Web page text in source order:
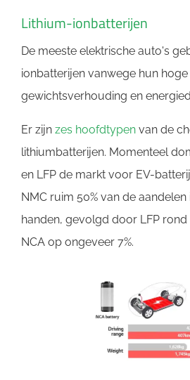
Lithium-ionbatterijen
De meeste elektrische auto's
ionbatterijen vanwege hun
gewichtsverhouding en
Er zijn zes hoofdtypen van de
lithiumbatterijen. Momenteel
en LFP de markt voor EV-
NMC ruim 50% van de aandelen
handen, gevolgd door LFP rond
NCA op ongeveer 7%.